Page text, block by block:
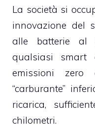
La società si
innovazione del
alle batterie al
qualsiasi smart
emissioni
“carburante”
ricarica,
chilometri.